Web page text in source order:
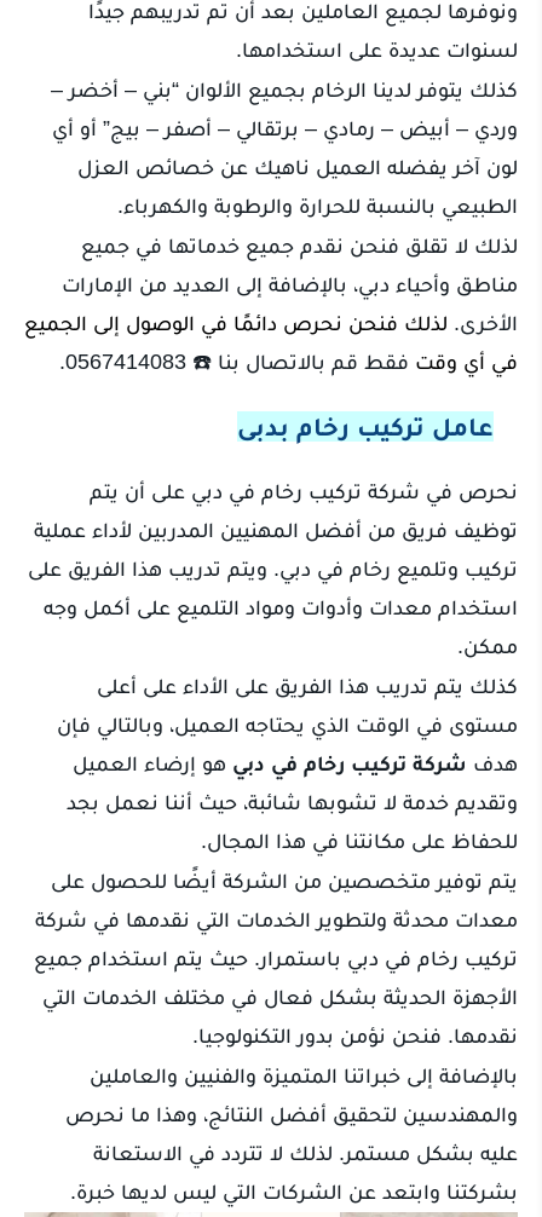
ونوفرها لجميع العاملين بعد أن تم تدريبهم جيدًا
لسنوات عديدة على استخدامها.
كذلك يتوفر لدينا الرخام بجميع الألوان “بني – أخضر –
وردي – أبيض – رمادي – برتقالي – أصفر – بيج” أو أي
لون آخر يفضله العميل ناهيك عن خصائص العزل
الطبيعي بالنسبة للحرارة والرطوبة والكهرباء.
لذلك لا تقلق فنحن نقدم جميع خدماتها في جميع
مناطق وأحياء دبي، بالإضافة إلى العديد من الإمارات
الأخرى. لذلك فنحن نحرص دائمًا في الوصول إلى الجميع
في أي وقت فقط قم بالاتصال بنا ☎️ 0567414083.
عامل تركيب رخام بدبى
نحرص في شركة تركيب رخام في دبي على أن يتم
توظيف فريق من أفضل المهنيين المدربين لأداء عملية
تركيب وتلميع رخام في دبي. ويتم تدريب هذا الفريق على
استخدام معدات وأدوات ومواد التلميع على أكمل وجه
ممكن.
كذلك يتم تدريب هذا الفريق على الأداء على أعلى
مستوى في الوقت الذي يحتاجه العميل، وبالتالي فإن
هدف شركة تركيب رخام في دبي هو إرضاء العميل
وتقديم خدمة لا تشوبها شائبة، حيث أننا نعمل بجد
للحفاظ على مكانتنا في هذا المجال.
يتم توفير متخصصين من الشركة أيضًا للحصول على
معدات محدثة ولتطوير الخدمات التي نقدمها في شركة
تركيب رخام في دبي باستمرار. حيث يتم استخدام جميع
الأجهزة الحديثة بشكل فعال في مختلف الخدمات التي
نقدمها. فنحن نؤمن بدور التكنولوجيا.
بالإضافة إلى خبراتنا المتميزة والفنيين والعاملين
والمهندسين لتحقيق أفضل النتائج، وهذا ما نحرص
عليه بشكل مستمر. لذلك لا تتردد في الاستعانة
بشركتنا وابتعد عن الشركات التي ليس لديها خبرة.